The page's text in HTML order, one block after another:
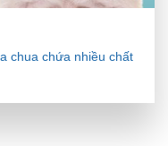
chua chứa nhiều chất